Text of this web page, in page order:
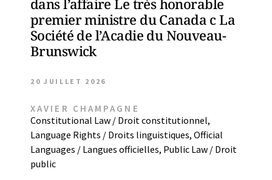
dans l’affaire Le très honorable
premier ministre du Canada c La
Société de l’Acadie du Nouveau-
Brunswick
20 JUILLET 2026
XAVIER CHAMPAGNE
Constitutional Law / Droit constitutionnel,
Language Rights / Droits linguistiques, Official
Languages / Langues officielles, Public Law / Droit
public